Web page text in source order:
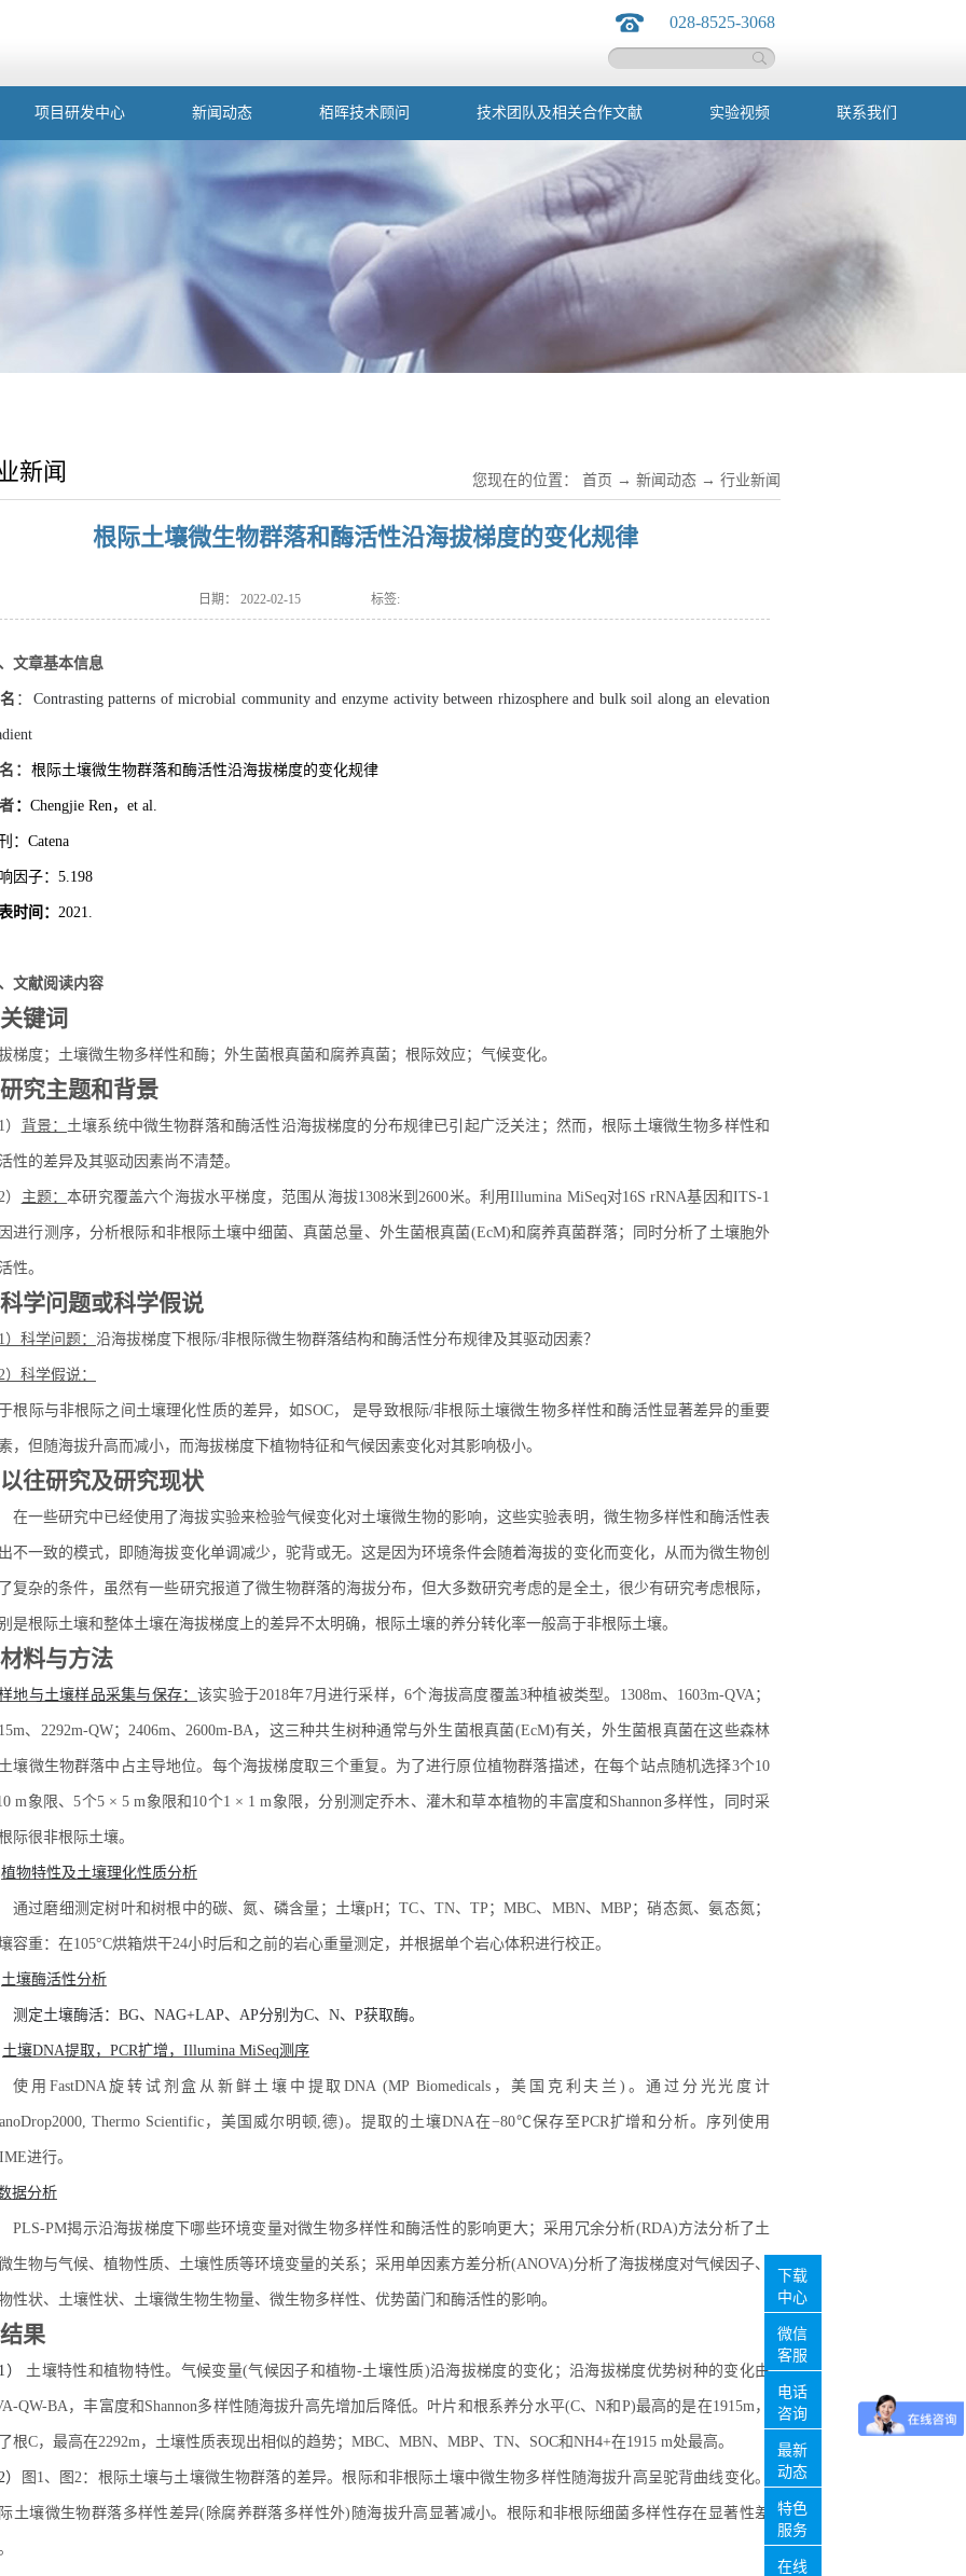
028-8525-3068
项目研发中心 新闻动态 栢晖技术顾问 技术团队及相关合作文献 实验视频 联系我们
新闻 您现在的位置： 首页 → 新闻动态 → 行业新闻
根际土壤微生物群落和酶活性沿海拔梯度的变化规律
日期： 2022-02-15 标签:
文章基本信息
： Contrasting patterns of microbial community and enzyme activity between rhizosphere and bulk soil along an elevation
： 根 际土壤微生物群落和酶活性沿海拔梯度的变化规律
： Chengjie Ren，et al.
：Catena
因子：5.198
时间： 2021.
文献阅读内容
键词
梯度；土壤微生物多样性和酶；外生菌根真菌和腐养真菌；根际效应；气候变化。
究主题和背景
） 背景： 土壤系统中微生物群落和酶活性沿海拔梯度的分布规律已引起广泛关注；然而，根际土壤微生物多样性和
性的差异及其驱动因素尚不清楚。
） 主题：本研究覆盖六个海拔水平梯度，范围从海拔1308米到2600米。利用Illumina MiSeq对16S rRNA基因和ITS-1
进行测序，分析根际和非根际土壤中细菌、真菌总量、外生菌根真菌(EcM)和腐养真菌群落；同时分析了土壤胞外
性。
学问题或科学假说
1）科学问题： 沿海拔梯度下根际/非根际微生物群落结构和酶活性分布规律及其驱动因素？
2）科学假说：
根际与非根际之间土壤理化性质的差异，如SOC， 是导致根际/非根际土壤微生物多样性和酶活性显著差异的重要
，但随海拔升高而减小，而海拔梯度下植物特征和气候因素变化对其影响极小。
往研究及研究现状
在一些研究中已经使用了海拔实验来检验气候变化对土壤微生物的影响，这些实验表明，微生物多样性和酶活性表
不一致的模式，即随海拔变化单调减少，驼背或无。这是因为环境条件会随着海拔的变化而变化，从而为微生物创
复杂的条件，虽然有一些研究报道了微生物群落的海拔分布，但大多数研究考虑的是全土，很少有研究考虑根际，
是根际土壤和整体土壤在海拔梯度上的差异不太明确，根际土壤的养分转化率一般高于非根际土壤。
料与方法
地与土壤样品采集与保存：该实验于2018年7月进行采样，6个海拔高度覆盖3种植被类型。1308m、1603m-QVA；
、2292m-QW；2406m、2600m-BA，这三种共生树种通常与外生菌根真菌(EcM)有关，外生菌根真菌在这些森林
壤微生物群落中占主导地位。每个海拔梯度取三个重复。为了进行原位植物群落描述，在每个站点随机选择3个10
m象限、5个5 × 5 m象限和10个1 × 1 m象限，分别测定乔木、灌木和草本植物的丰富度和Shannon多样性，同时采
际很非根际土壤。
植物特性及土壤理化性质分析
通过磨细测定树叶和树根中的碳、氮、磷含量；土壤pH；TC、TN、TP；MBC、MBN、MBP；硝态氮、氨态氮；
容重：在105°C烘箱烘干24小时后和之前的岩心重量测定，并根据单个岩心体积进行校正。
土壤酶活性分析
测定土壤酶活：BG、NAG+LAP、AP分别为C、N、P获取酶。
土壤DNA提取，PCR扩增，Illumina MiSeq测序
使用FastDNA旋转试剂盒从新鲜土壤中提取DNA (MP Biomedicals，美国克利夫兰)。通过分光光度计
Thermo Scientific，美国威尔明顿,德)。提取的土壤DNA在−80℃保存至PCR扩增和分析。序列使用
进行。
据分析
PLS-PM揭示沿海拔梯度下哪些环境变量对微生物多样性和酶活性的影响更大；采用冗余分析(RDA)方法分析了土
生物与气候、植物性质、土壤性质等环境变量的关系；采用单因素方差分析(ANOVA)分析了海拔梯度对气候因子、
性状、土壤性状、土壤微生物生物量、微生物多样性、优势菌门和酶活性的影响。
果
） 土壤特性和植物特性。气候变量(气候因子和植物-土壤性质)沿海拔梯度的变化；沿海拔梯度优势树种的变化由
QW-BA，丰富度和Shannon多样性随海拔升高先增加后降低。叶片和根系养分水平(C、N和P)最高的是在1915m，
根C，最高在2292m，土壤性质表现出相似的趋势；MBC、MBN、MBP、TN、SOC和NH4+在1915 m处最高。
） 图1、图2：根际土壤与土壤微生物群落的差异。根际和非根际土壤中微生物多样性随海拔升高呈驼背曲线变化。
土壤微生物群落多样性差异(除腐养群落多样性外)随海拔升高显著减小。根际和非根际细菌多样性存在显著性差
下载
中心
微信
客服
电话
咨询
最新
动态
特色
服务
在线